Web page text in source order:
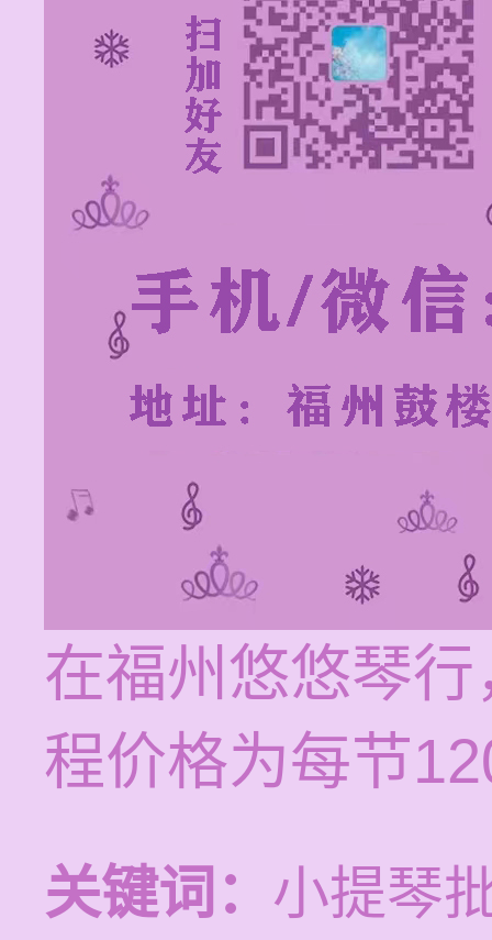
在福州悠悠琴
程价格为每节
关键词： 小提琴